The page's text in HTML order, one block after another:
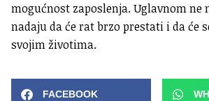
mogućnost zaposlenja. Uglavnom ne
nadaju da će rat brzo prestati i da će
svojim životima.
FACEBOOK